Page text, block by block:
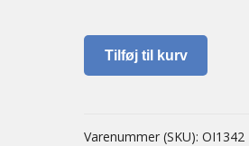
Fyldningsdør
uden
Tilføj til kurv
Varenummer (SKU): OI1342